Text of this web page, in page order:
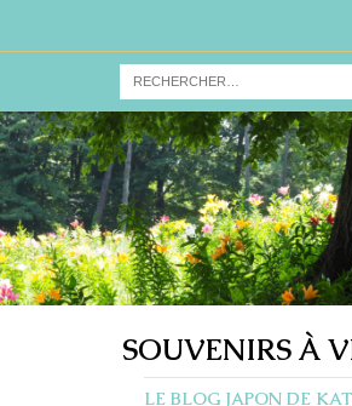
SOUVENIRS À
LE BLOG JAPON DE